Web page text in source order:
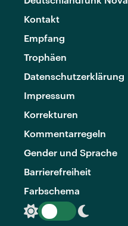
Kontakt
Empfang
Trophäen
Datenschutzerklärung
Impressum
Korrekturen
Kommentarregeln
Gender und Sprache
Barrierefreiheit
Farbschema